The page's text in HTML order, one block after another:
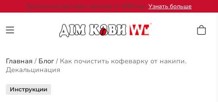
Бесплатная доставка заказов от 2000 грн. Узнать больше
Главная / Блог / Как почистить кофеварку от накипи.
Декальцинация
Инструкции